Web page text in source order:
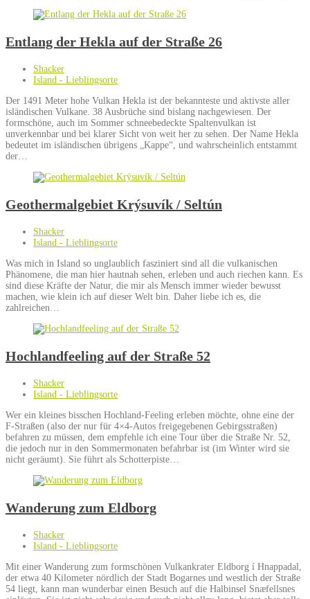
Entlang der Hekla auf der Straße 26
Shacker
Island - Lieblingsorte
Der 1491 Meter hohe Vulkan Hekla ist der bekannteste und aktivste aller
isländischen Vulkane. 38 Ausbrüche sind bislang nachgewiesen. Der
formschöne, auch im Sommer schneebedeckte Spaltenvulkan ist
unverkennbar und bei klarer Sicht von weit her zu sehen. Der Name Hekla
bedeutet im isländischen übrigens „Kappe“, und wahrscheinlich entstammt
der…
Geothermalgebiet Krýsuvík / Seltún
Shacker
Island - Lieblingsorte
Was mich in Island so unglaublich fasziniert sind all die vulkanischen
Phänomene, die man hier hautnah sehen, erleben und auch riechen kann. Es
sind diese Kräfte der Natur, die mir als Mensch immer wieder bewusst
machen, wie klein ich auf dieser Welt bin. Daher liebe ich es, die
zahlreichen…
Hochlandfeeling auf der Straße 52
Shacker
Island - Lieblingsorte
Wer ein kleines bisschen Hochland-Feeling erleben möchte, ohne eine der
F-Straßen (also der nur für 4×4-Autos freigegebenen Gebirgsstraßen)
befahren zu müssen, dem empfehle ich eine Tour über die Straße Nr. 52,
die jedoch nur in den Sommermonaten befahrbar ist (im Winter wird sie
nicht geräumt). Sie führt als Schotterpiste…
Wanderung zum Eldborg
Shacker
Island - Lieblingsorte
Mit einer Wanderung zum formschönen Vulkankrater Eldborg í Hnappadal,
der etwa 40 Kilometer nördlich der Stadt Bogarnes und westlich der Straße
54 liegt, kann man wunderbar einen Besuch auf die Halbinsel Snæfellsnes